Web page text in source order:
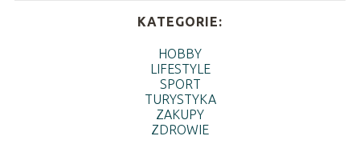
KATEGORIE:
HOBBY
LIFESTYLE
SPORT
TURYSTYKA
ZAKUPY
ZDROWIE